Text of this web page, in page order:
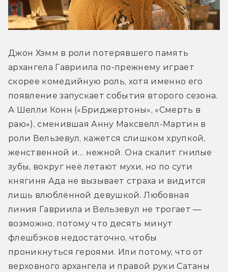
Джон Хэмм в роли потерявшего память
архангела Гавриила по-прежнему играет
скорее комедийную роль, хотя именно его
появление запускает события второго сезона.
А Шелли Конн («Бриджертоны», «Смерть в
раю»), сменившая Анну Максвелл-Мартин в
роли Вельзевул, кажется слишком хрупкой,
женственной и… нежной. Она скалит гнилые
зубы, вокруг неё летают мухи, но по сути
княгиня Ада не вызывает страха и видится
лишь влюблённой девушкой. Любовная
линия Гавриила и Вельзевул не трогает —
возможно, потому что десять минут
флешбэков недостаточно, чтобы
проникнуться героями. Или потому, что от
верховного архангела и правой руки Сатаны